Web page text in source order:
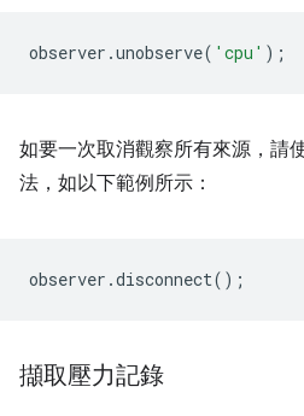
observer .unobserve( 'cpu' );
如要一次取消觀察所有來源，請
法，如以下範例所示：
observer .disconnect();
擷取壓力記錄